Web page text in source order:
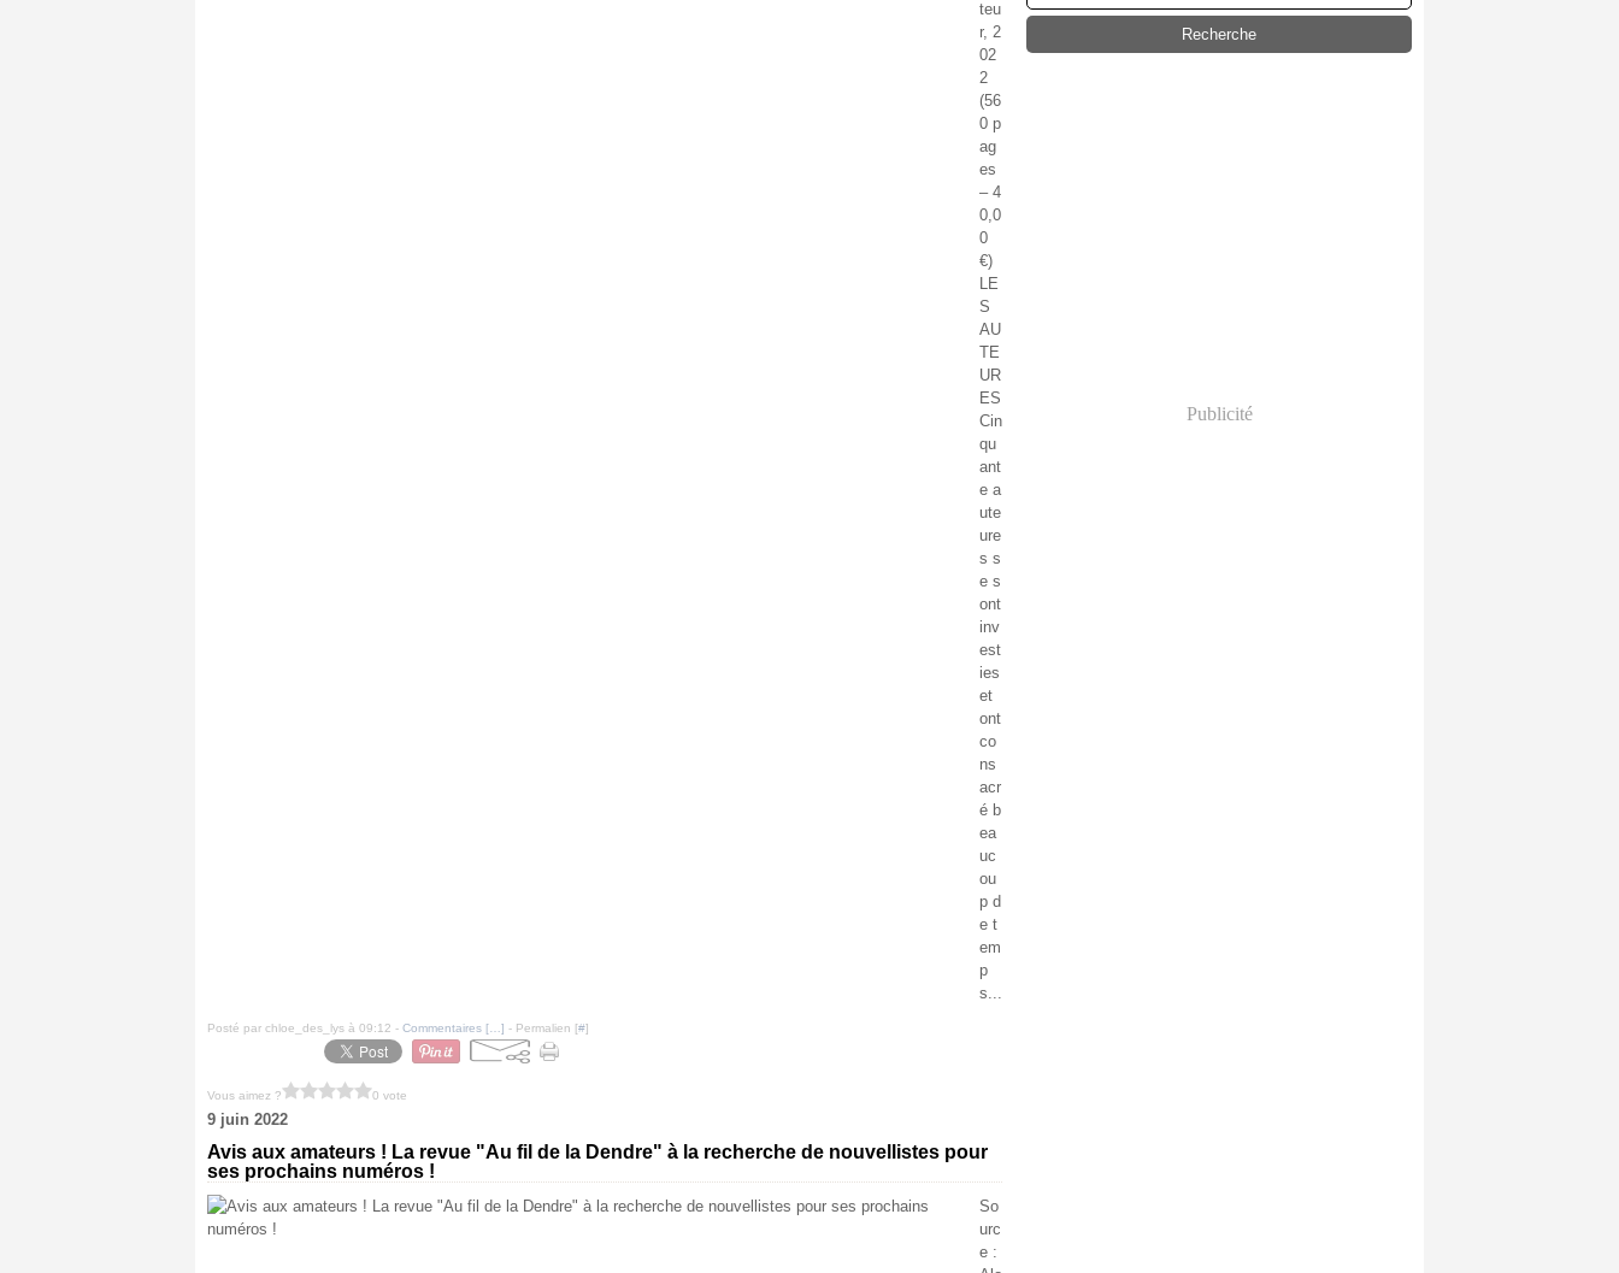
teu
r, 2
02
2
(56
0 p
ag
es
– 4
0,0
0
€)
LE
S
AU
TE
UR
ES
Cin
qu
ant
e a
ute
ure
s s
e s
ont
inv
est
ies
et
ont
co
ns
acr
é b
ea
uc
ou
p d
e t
em
p
s...
Posté par chloe_des_lys à 09:12 - Commentaires [ ] - Permalien [#]
Vous aimez ? 0 vote
9 juin 2022
Avis aux amateurs ! La revue "Au fil de la Dendre" à la recherche de nouvellistes pour
ses prochains numéros !
So
urc
e :
Publicité